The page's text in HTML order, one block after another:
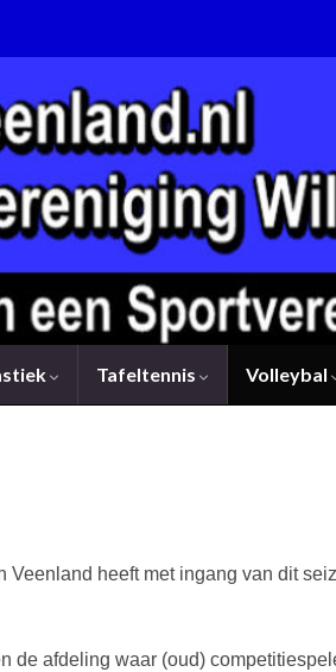
Tafeltennis Volleybal
Veenland heeft met ingang van dit
de afdeling waar (oud)